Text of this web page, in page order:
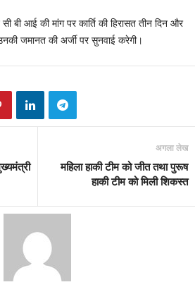
बी आई की मांग पर कार्ति की हिरासत तीन दिन और
जमानत की अर्जी पर सुनवाई करेगी।
अगला लेख
महिला हाकी टीम को जीत तथा पुरूष
हाकी टीम को मिली शिकस्त